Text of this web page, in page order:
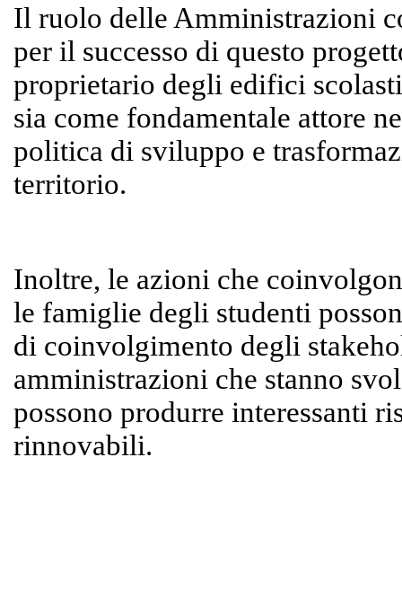
Il ruolo delle Amministrazioni
per il successo di questo
proprietario degli edifici
sia come fondamentale attore
politica di sviluppo e
territorio.
Inoltre, le azioni che
le famiglie degli studenti
di coinvolgimento degli
amministrazioni che stanno
possono produrre interessanti
rinnovabili.